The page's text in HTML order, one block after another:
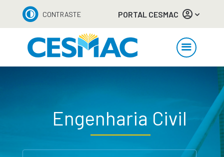
CONTRASTE PORTAL CESMAC
Engenharia Civil